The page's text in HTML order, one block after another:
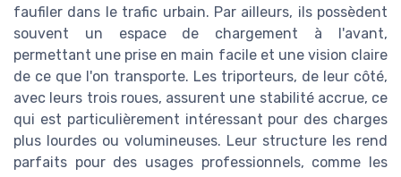
faufiler dans le trafic urbain. Par ailleurs, ils possèdent
souvent un espace de chargement à l'avant,
permettant une prise en main facile et une vision claire
de ce que l'on transporte. Les triporteurs, de leur côté,
avec leurs trois roues, assurent une stabilité accrue, ce
qui est particulièrement intéressant pour des charges
plus lourdes ou volumineuses. Leur structure les rend
parfaits pour des usages professionnels, comme les